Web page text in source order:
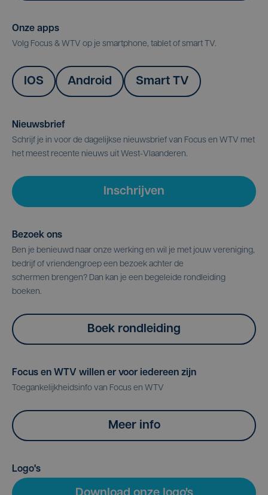
Onze apps
Volg Focus & WTV op je smartphone, tablet of smart TV.
IOS Android Smart TV
Nieuwsbrief
Schrijf je in voor de dagelijkse nieuwsbrief van Focus en WTV met
het meest recente nieuws uit West-Vlaanderen.
Inschrijven
Bezoek ons
Ben je benieuwd naar onze werking en wil je met jouw vereniging,
bedrijf of vriendengroep een bezoek achter de
schermen brengen? Dan kan je een begeleide rondleiding
boeken.
Boek rondleiding
Focus en WTV willen er voor iedereen zijn
Toegankelijkheidsinfo van Focus en WTV
Meer info
Logo's